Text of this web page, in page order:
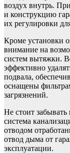
воздух внутрь.
и конструкцию
их регулировки
Кроме установки
внимание на
систем вытяжки.
эффективно
подвала,
оснащены
загрязнений.
Не стоит
система
отводом
отвод дыма от
эксплуатации.